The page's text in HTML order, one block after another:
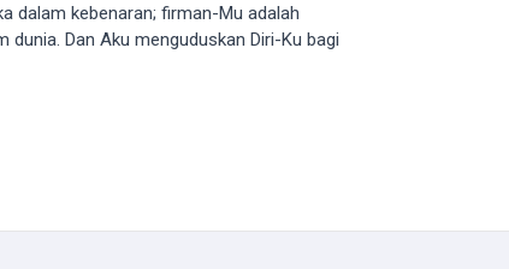
dalam kebenaran; firman-Mu adalah
Dan Aku menguduskan Diri-Ku bagi